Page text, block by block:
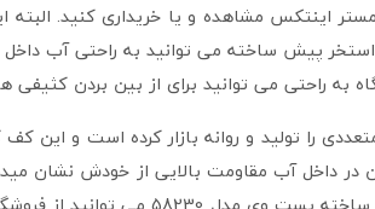
اینتکس مشاهده و یا خریداری کنید.
پیش ساخته می توانید به راحتی آب داخل
راحتی می توانید برای از بین بردن کثیفی
را تولید و روانه بازار کرده است و این کف
داخل آب مقاومت بالایی از خودش نشان